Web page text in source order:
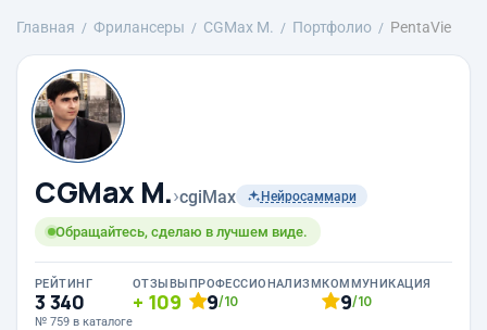
Главная Фрилансеры CGMax M. Портфолио PentaVie
CGMax M.›cgiMax Нейросаммари
Обращайтесь, сделаю в лучшем виде.
РЕЙТИНГ
3 340
№ 759 в каталоге
ОТЗЫВЫ
109
ПРОФЕССИОНАЛИЗМ
9/10
КОММУНИКАЦИЯ
9/10